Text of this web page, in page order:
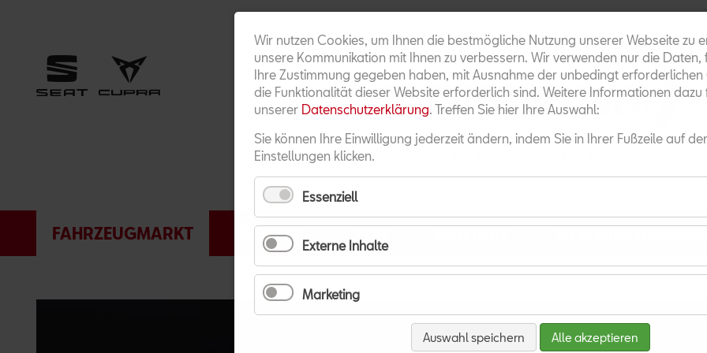
ÜBERSPRINGEN
FAHRZEUGMARKT SERVICE
Wir nutzen Cookies, um Ihnen die bestmögliche Nutzung unserer Webseite zu
unsere Kommunikation mit Ihnen zu verbessern. Wir verwenden nur die Daten,
Ihre Zustimmung gegeben haben, mit Ausnahme der unbedingt erforderlichen
die Funktionalität dieser Website erforderlich sind. Weitere Informationen dazu
unserer Datenschutzerklärung. Treffen Sie hier Ihre Auswahl:
Sie können Ihre Einwilligung jederzeit ändern, indem Sie in Ihrer Fußzeile auf
Einstellungen klicken.
Essenziell
Externe Inhalte
Marketing
Auswahl speichern Alle akzeptieren